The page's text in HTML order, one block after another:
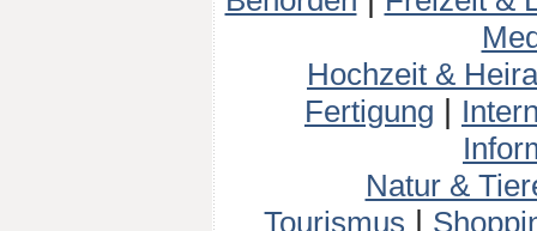
Hochzeit &
Fertigung
Natur &
Tourismus